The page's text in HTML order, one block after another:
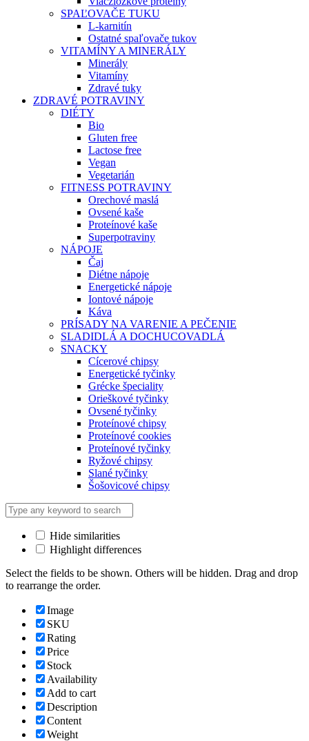
SPAĽOVAČE TUKU
L-karnitín
Ostatné spaľovače tukov
VITAMÍNY A MINERÁLY
Minerály
Vitamíny
Zdravé tuky
ZDRAVÉ POTRAVINY
DIÉTY
Bio
Gluten free
Lactose free
Vegan
Vegetarián
FITNESS POTRAVINY
Orechové maslá
Ovsené kaše
Proteínové kaše
Superpotraviny
NÁPOJE
Čaj
Diétne nápoje
Energetické nápoje
Iontové nápoje
Káva
PRÍSADY NA VARENIE A PEČENIE
SLADIDLÁ A DOCHUCOVADLÁ
SNACKY
Cícerové chipsy
Energetické tyčinky
Grécke špeciality
Orieškové tyčinky
Ovsené tyčinky
Proteínové chipsy
Proteínové cookies
Proteínové tyčinky
Ryžové chipsy
Slané tyčinky
Šošovicové chipsy
Hide similarities
Highlight differences
Select the fields to be shown. Others will be hidden. Drag and drop
to rearrange the order.
Image
SKU
Rating
Price
Stock
Availability
Add to cart
Description
Content
Weight